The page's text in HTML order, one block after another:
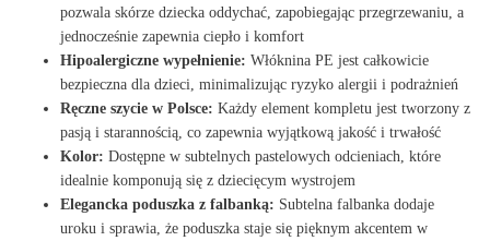
pozwala skórze dziecka oddychać, zapobiegając przegrzewaniu, a
jednocześnie zapewnia ciepło i komfort
Hipoalergiczne wypełnienie: Włóknina PE jest całkowicie
bezpieczna dla dzieci, minimalizując ryzyko alergii i podrażnień
Ręczne szycie w Polsce: Każdy element kompletu jest tworzony z
pasją i starannością, co zapewnia wyjątkową jakość i trwałość
Kolor: Dostępne w subtelnych pastelowych odcieniach, które
idealnie komponują się z dziecięcym wystrojem
Elegancka poduszka z falbanką: Subtelna falbanka dodaje
uroku i sprawia, że poduszka staje się pięknym akcentem w